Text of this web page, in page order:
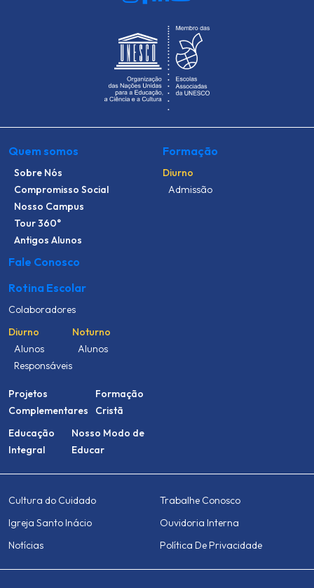
Quem somos
Sobre Nós
Compromisso Social
Nosso Campus
Tour 360°
Antigos Alunos
Fale Conosco
Formação
Diurno
Admissão
Rotina Escolar
Colaboradores
Diurno
Alunos
Responsáveis
Noturno
Alunos
Projetos
Complementares
Formação
Cristã
Educação
Integral
Nosso Modo de
Educar
Cultura do Cuidado
Igreja Santo Inácio
Notícias
Trabalhe Conosco
Ouvidoria Interna
Política De Privacidade